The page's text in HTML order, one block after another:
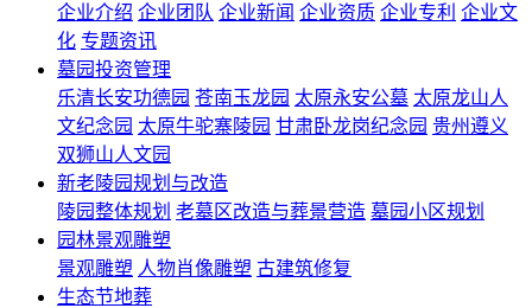
企业介绍 企业团队 企业新闻 企业资质 企业专利 企业文
化 专题资讯
墓园投资管理
乐清长安功德园 苍南玉龙园 太原永安公墓 太原龙山人
文纪念园 太原牛驼寨陵园 甘肃卧龙岗纪念园 贵州遵义
双狮山人文园
新老陵园规划与改造
陵园整体规划 老墓区改造与葬景营造 墓园小区规划
园林景观雕塑
景观雕塑 人物肖像雕塑 古建筑修复
生态节地葬